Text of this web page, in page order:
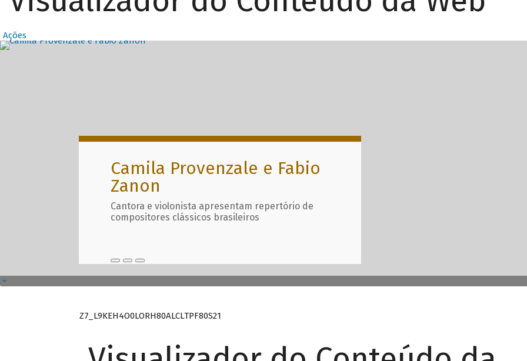
Ações
Destaques Principais com
Camila Provenzale e Fabio
Zanon
Cantora e violonista apresentam repertório de
compositores clássicos brasileiros
Z7_L9KEH4O0LORH80ALCLTPF80S21